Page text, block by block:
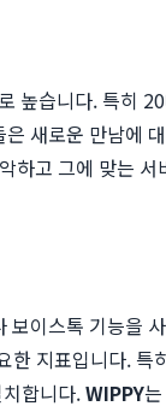
높습니다. 특히
새로운 만남에
고 그에 맞는
이스톡 기능
지표입니다.
합니다.WIPPY